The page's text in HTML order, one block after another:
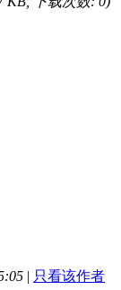
| 只看该作者